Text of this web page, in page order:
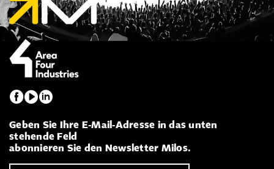
Geben Sie Ihre E-Mail-Adresse in das unten
stehende Feld
abonnieren Sie den Newsletter Milos.